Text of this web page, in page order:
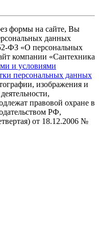
формы на сайте, Вы
данных
ФЗ «О персональных
компании «Cантехника
и условиями
персональных данных
изображения и
правовой охране в
РФ,
от 18.12.2006 №